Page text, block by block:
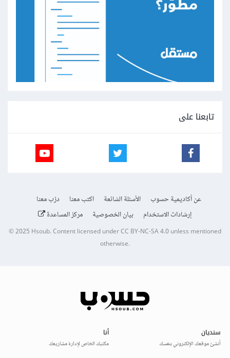
تابعنا على
عن أكاديمية حسوب الأسئلة الشائعة اكتب معنا
درّب معنا
إرشادات الاستخدام
بيان الخصوصية مركز المساعدة
© 2025Hsoub.Content licensed underCC BY-NC-SA 4.0unless mentioned
otherwise.